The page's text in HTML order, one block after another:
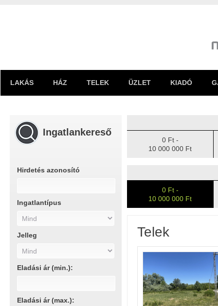
LAKÁS HÁZ TELEK ÜZLET KIADÓ
Ingatlankereső
Hirdetés azonosító
Ingatlantípus
Jelleg
Eladási ár (min.):
Eladási ár (max.):
0 Ft -
10 000 000 Ft
0 Ft -
10 000 000 Ft
Telek